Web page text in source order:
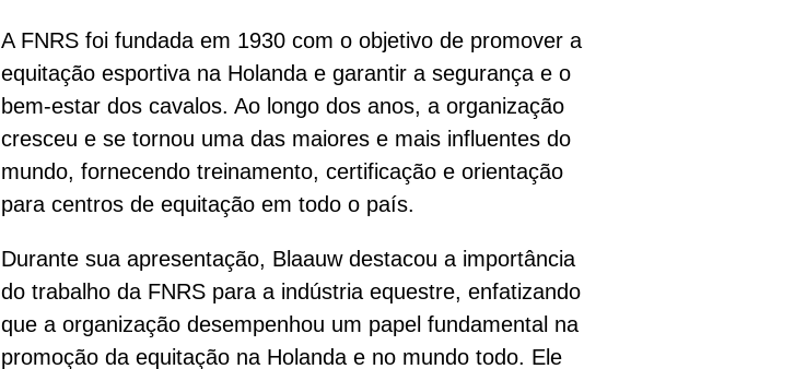
A FNRS foi fundada em 1930 com o objetivo de promover a
equitação esportiva na Holanda e garantir a segurança e o
bem-estar dos cavalos. Ao longo dos anos, a organização
cresceu e se tornou uma das maiores e mais influentes do
mundo, fornecendo treinamento, certificação e orientação
para centros de equitação em todo o país.
Durante sua apresentação, Blaauw destacou a importância
do trabalho da FNRS para a indústria equestre, enfatizando
que a organização desempenhou um papel fundamental na
promoção da equitação na Holanda e no mundo todo. Ele